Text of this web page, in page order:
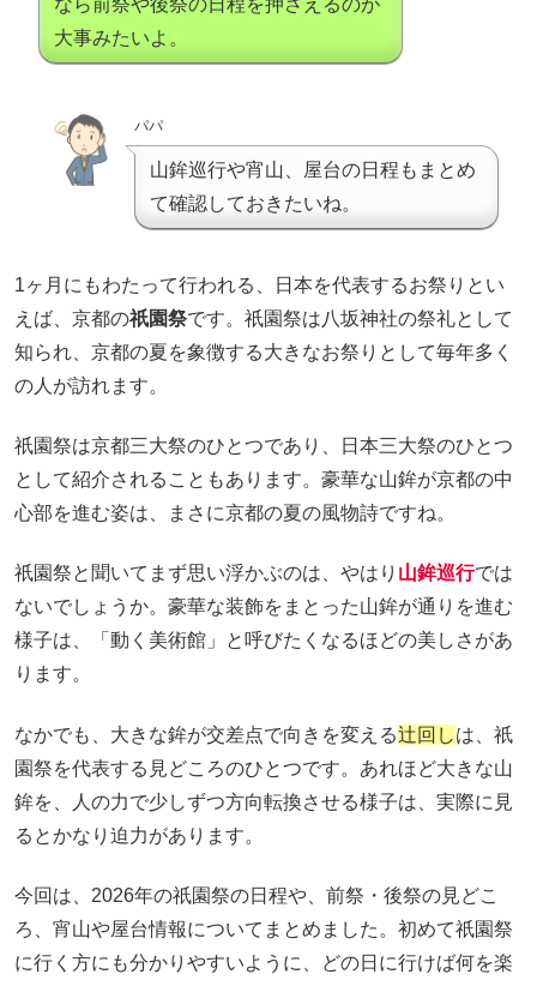
大事みたいよ。
パパ
山鉾巡行や宵山、屋台の日程もまとめ
て確認しておきたいね。
1ヶ月にもわたって行われる、日本を代表するお祭りとい
えば、京都の祇園祭です。祇園祭は八坂神社の祭礼として
知られ、京都の夏を象徴する大きなお祭りとして毎年多く
の人が訪れます。
祇園祭は京都三大祭のひとつであり、日本三大祭のひとつ
として紹介されることもあります。豪華な山鉾が京都の中
心部を進む姿は、まさに京都の夏の風物詩ですね。
祇園祭と聞いてまず思い浮かぶのは、やはり 山鉾巡行では
ないでしょうか。豪華な装飾をまとった山鉾が通りを進む
様子は、「動く美術館」と呼びたくなるほどの美しさがあ
ります。
なかでも、大きな鉾が交差点で向きを変える辻回しは、祇
園祭を代表する見どころのひとつです。あれほど大きな山
鉾を、人の力で少しずつ方向転換させる様子は、実際に見
るとかなり迫力があります。
今回は、2026年の祇園祭の日程や、前祭・後祭の見どこ
ろ、宵山や屋台情報についてまとめました。初めて祇園祭
に行く方にも分かりやすいように、どの日に行けば何を楽